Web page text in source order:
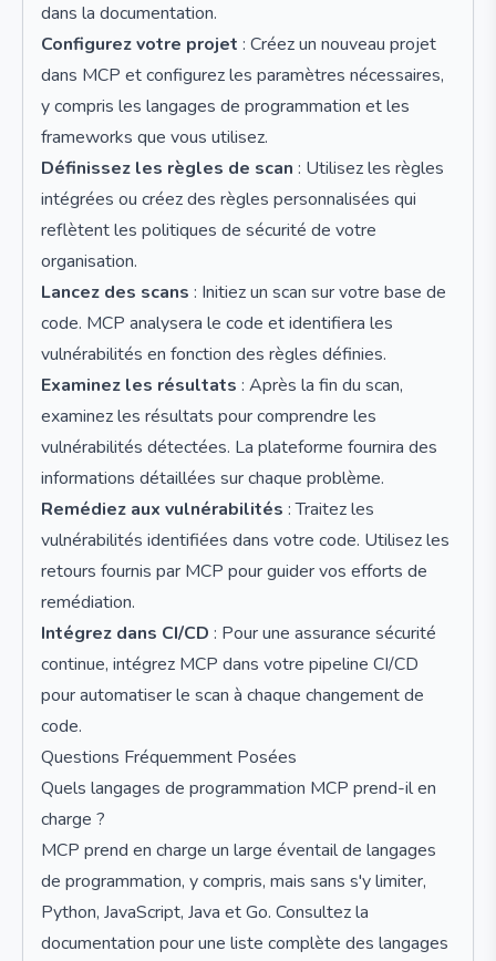
dans la documentation.
Configurez votre projet : Créez un nouveau projet
dans MCP et configurez les paramètres nécessaires,
y compris les langages de programmation et les
frameworks que vous utilisez.
Définissez les règles de scan : Utilisez les règles
intégrées ou créez des règles personnalisées qui
reflètent les politiques de sécurité de votre
organisation.
Lancez des scans : Initiez un scan sur votre base de
code. MCP analysera le code et identifiera les
vulnérabilités en fonction des règles définies.
Examinez les résultats : Après la fin du scan,
examinez les résultats pour comprendre les
vulnérabilités détectées. La plateforme fournira des
informations détaillées sur chaque problème.
Remédiez aux vulnérabilités : Traitez les
vulnérabilités identifiées dans votre code. Utilisez les
retours fournis par MCP pour guider vos efforts de
remédiation.
Intégrez dans CI/CD : Pour une assurance sécurité
continue, intégrez MCP dans votre pipeline CI/CD
pour automatiser le scan à chaque changement de
code.
Questions Fréquemment Posées
Quels langages de programmation MCP prend-il en
charge ?
MCP prend en charge un large éventail de langages
de programmation, y compris, mais sans s'y limiter,
Python, JavaScript, Java et Go. Consultez la
documentation pour une liste complète des langages